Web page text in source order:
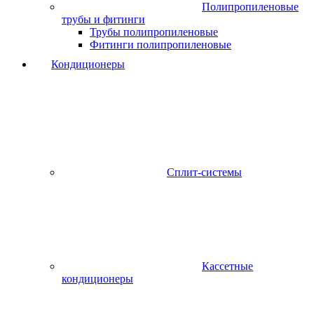
Полипропиленовые
трубы и фитинги
Трубы полипропиленовые
Фитинги полипропиленовые
Кондиционеры
Сплит-системы
Кассетные
кондиционеры